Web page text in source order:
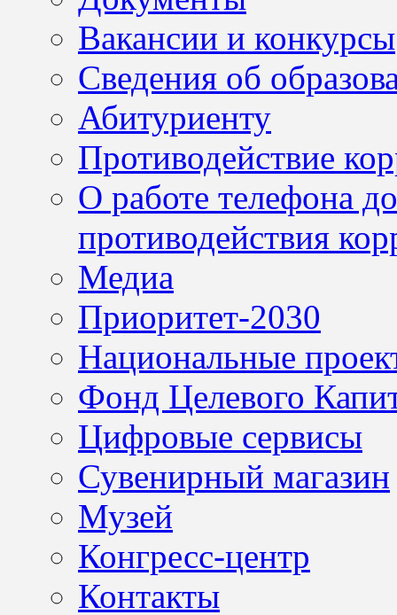
Вакансии и конкурсы
Сведения об
Абитуриенту
Противодействие
О работе телефона
противодействия
Медиа
Приоритет-2030
Национальные
Фонд Целевого
Цифровые сервисы
Сувенирный магазин
Музей
Конгресс-центр
Контакты